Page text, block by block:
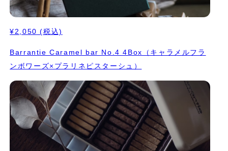
¥2,050 (税込)
Barrantie Caramel bar No.4 4Box（キャラメルフラ
ンボワーズ×プラリネピスターシュ）